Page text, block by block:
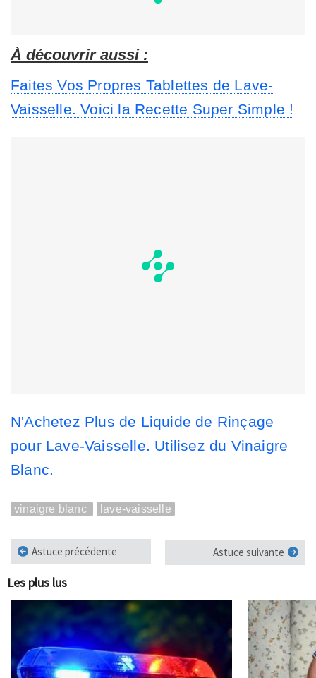
À découvrir aussi :
Faites Vos Propres Tablettes de Lave-
Vaisselle. Voici la Recette Super Simple !
N'Achetez Plus de Liquide de Rinçage
pour Lave-Vaisselle. Utilisez du Vinaigre
Blanc.
vinaigre blanc lave-vaisselle
Astuce précédente Astuce suivante
Les plus lus